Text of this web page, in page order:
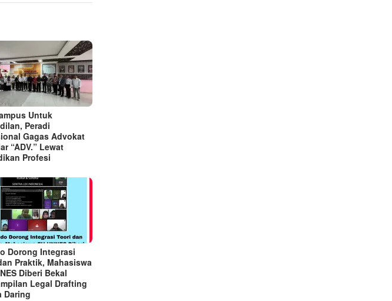
Untuk
Peradi
Gagas Advokat
“ADV.” Lewat
Profesi
Dorong Integrasi
Praktik, Mahasiswa
Diberi Bekal
Legal Drafting
Daring